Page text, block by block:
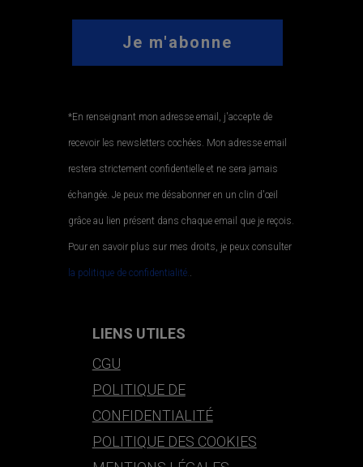
*En renseignant mon adresse email, j'accepte de
recevoir les newsletters cochées. Mon adresse email
restera strictement confidentielle et ne sera jamais
échangée. Je peux me désabonner en un clin d'œil
grâce au lien présent dans chaque email que je reçois.
Pour en savoir plus sur mes droits, je peux consulter
la politique de confidentialité..
LIENS UTILES
CGU
POLITIQUE DE
CONFIDENTIALITÉ
POLITIQUE DES COOKIES